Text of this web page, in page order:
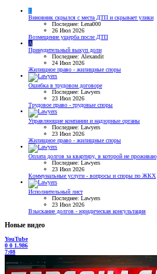
L
Виновник скрылся с места ДТП и скрывает улики
Последнее: Lena000
26 Июл 2026
Возмещение ущерба после ДТП
A
Принудительный выкуп доли
Последнее: Alexandit
24 Июл 2026
Жилищное право - жилищные споры
Ошибка в трудовом договоре
Последнее: Lawyers
23 Июл 2026
Трудовое право - трудовые споры
Управляющие компании и надзорные органы
Последнее: Lawyers
23 Июл 2026
Жилищное право - жилищные споры
Оплата долгов за квартиру, в которой не проживаю
Последнее: Lawyers
23 Июл 2026
Коммунальные услуги - вопросы и споры по ЖКХ
Исполнительный лист
Последнее: Lawyers
23 Июл 2026
Взыскание долгов - юридическая консультация
Новые видео
YouTube
0 0 1.986
7:08